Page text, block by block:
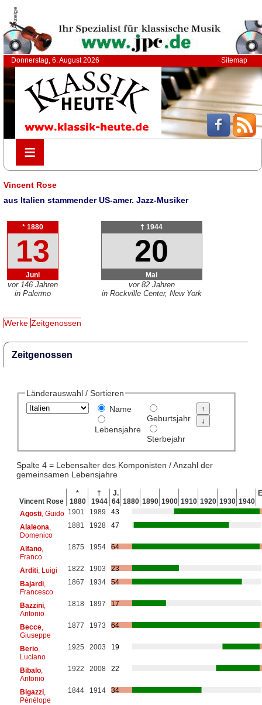
Anzeige
Donnerstag, 6. August 2026 Sitemap
≡
≡
Vincent Rose
aus Italien stammender US-amer. Jazz-Musiker
* 1880
13
Juni
vor 146 Jahren
in Palermo
† 1944
20
Mai
vor 82 Jahren
in Rockville Center, New York
Werke Zeitgenossen
Zeitgenossen
Länderauswahl / Sortieren
Name
Lebensjahre
Geburtsjahr
Sterbejahr
Spalte 4 = Lebensalter des Komponisten / Anzahl der
gemeinsamen Lebensjahre
Vincent Rose
*
1880
†
1944
J.
64 1880 1890 1900 1910 1920 1930 1940
Agosti, Guido 1901 1989
43
Alaleona
Domenico
1881 1928 47
Alfano,
Franco
1875 1954 64
Arditi, Luigi 1822 1903
23
Bajardi,
Francesco
1867 1934 54
Bazzini,
Antonio
1818 1897 17
Becce,
Giuseppe
1877 1973 64
Berio,
Luciano
1925 2003 19
Bibalo,
Antonio
1922 2008 22
Bigazzi,
Pénélope
1844 1914 34